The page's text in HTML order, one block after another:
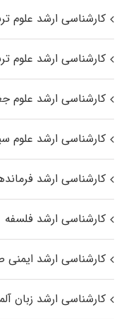
کارشناسی ارشد علوم
کارشناسی ارشد علوم
کارشناسی ارشد علوم
کارشناسی ارشد علوم
کارشناسی ارشد
کارشناسی ارشد فلسفه
کارشناسی ارشد ایمنی
کارشناسی ارشد زبان